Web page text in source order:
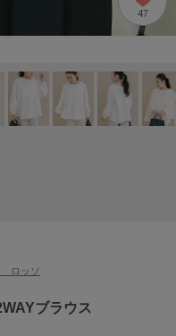
47
ロッソ
ブラウス